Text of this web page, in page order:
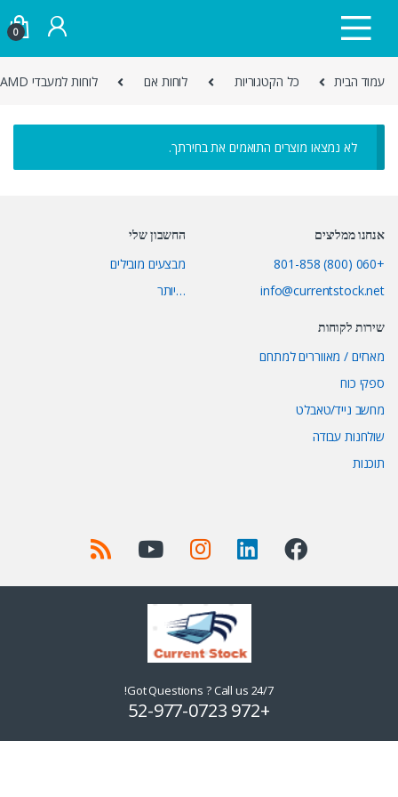
0
עמוד הבית כל הקטגוריות לוחות אם לוחות למעבדי AMD
לא נמצאו מוצרים התואמים את בחירתך.
אנחנו ממליצים
+060 (800) 801-858
info@currentstock.net
החשבון שלי
מבצעים מובילים
…יותר
שירות לקוחות
מארזים / מאווררים למתחם
ספקי כוח
מחשב נייד/טאבלט
שולחנות עבודה
תוכנות
Got Questions ? Call us 24/7!
+972 52-977-0723